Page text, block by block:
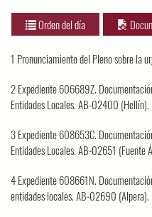
Orden del día
1 Pronunciamiento del Pleno sobre la
2 Expediente 606689Z.
Entidades Locales. AB-02400 (Hellín).
3 Expediente 608653C.
Entidades Locales. AB-02651 (Fuente
4 Expediente 608661N.
entidades locales. AB-02690 (Alpera).